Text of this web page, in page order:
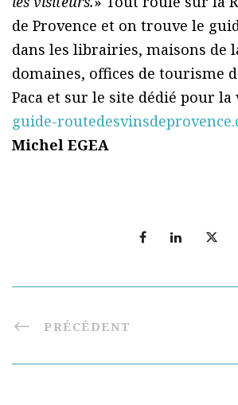
de Provence et on trouve le
dans les librairies, maisons de
domaines, offices de tourisme
Paca et sur le site dédié pour la
guide-
Michel EGEA
PRÉCÉDENT